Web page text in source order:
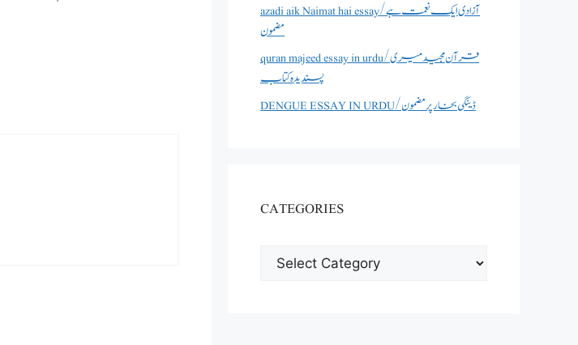
azadi aik Naimat hai essay/آزادی ایک نعمت ہے
مضمون
quran majeed essay in urdu/قرآن مجید میری
پسندیدہ کتاب
DENGUE ESSAY IN URDU/ڈینگی بخار پر مضمون
CATEGORIES
CATEGORIES